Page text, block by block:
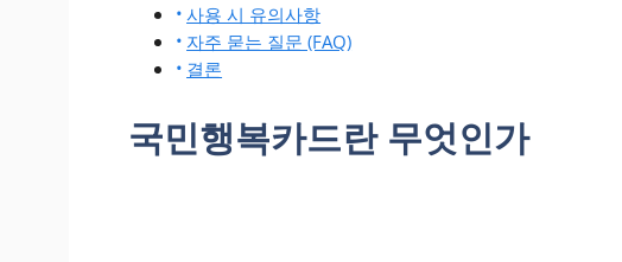
사용 시 유의사항
자주 묻는 질문 (FAQ)
결론
국민행복카드란 무엇인가